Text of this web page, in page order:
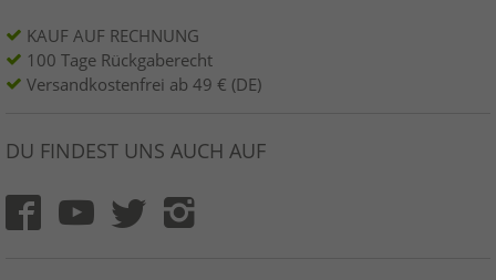
KAUF AUF RECHNUNG
100 Tage Rückgaberecht
Versandkostenfrei ab 49 € (DE)
DU FINDEST UNS AUCH AUF